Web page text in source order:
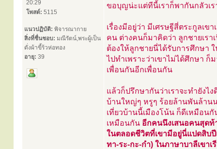
20:29
โพสต์: 5115
แนวปฏิบัติ: พิจารณากาย
สิ่งที่ชื่นชอบ: มณีรัตน์,พระผู้เป็น
ดั่งผ้าขี้ร้วห่อทอง
อายุ: 39
ขอบุญน่ะแต่ทีนี้เราก็พากันกลัวเร
เรื่องมีอยู่ว่า มีเศรษฐีสี่ตระกูลเ
คน ต่างคนก็มาคิดว่า ลูกชายเรา
ต้องให้ลูกชายนี่ได้รับการศึกษา
ไปทำเพราะว่าเขาไม่ได้ศึกษา
เพื่อนกันอีกเพื่อนกัน
แล้วก็ปรึกษากันว่าเราจะทำยังไ
บ้านใหญ่ๆ หรูๆ ร้อยล้านพันล้านน
เที่ยวบ้านนี้เมืองโน้น ก็ดีเหมือน
เหมือนกัน อีกคนนึงเสนอคนสุดท้า
ในตลอดชีวิตที่เขามีอยู่นี่แปดสิบปี
ทา-ระ-กะ-กำ) ในภาษาบาลีเขา